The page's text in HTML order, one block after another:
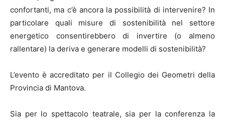
confortanti, ma c’è ancora la possibilità di intervenire? In
particolare quali misure di sostenibilità nel settore
energetico consentirebbero di invertire (o almeno
rallentare) la deriva e generare modelli di sostenibilità?
L’evento è accreditato per il Collegio dei Geometri della
Provincia di Mantova.
Sia per lo spettacolo teatrale, sia per la conferenza la